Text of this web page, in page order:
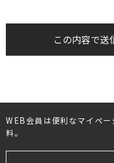
この内容で送
WEB会員は便利なマイペ
料。